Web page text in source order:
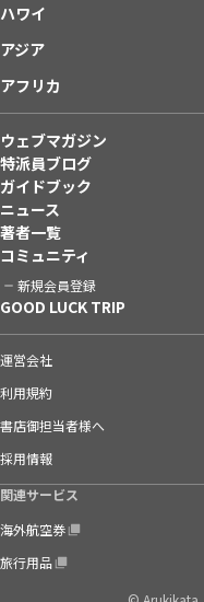
ハワイ
アジア
アフリカ
ウェブマガジン
特派員ブログ
ガイドブック
ニュース
著者一覧
コミュニティ
新規会員登録
GOOD LUCK TRIP
運営会社
利用規約
書店御担当者様へ
採用情報
関連サービス
海外航空券
旅行用品